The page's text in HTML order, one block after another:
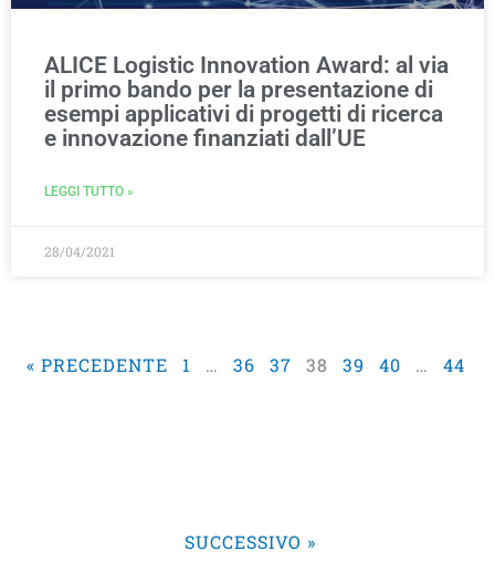
ALICE Logistic Innovation Award: al via
il primo bando per la presentazione di
esempi applicativi di progetti di ricerca
e innovazione finanziati dall’UE
LEGGI TUTTO »
28/04/2021
« PRECEDENTE 1 … 36 37 38 39 40 … 44
SUCCESSIVO »